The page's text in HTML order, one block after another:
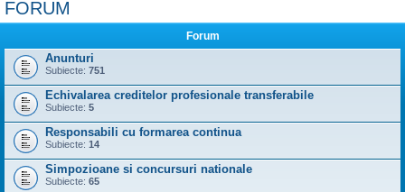
FORUM
Forum
Anunturi
Subiecte: 751
Echivalarea creditelor profesionale transferabile
Subiecte: 5
Responsabili cu formarea continua
Subiecte: 14
Simpozioane si concursuri nationale
Subiecte: 65